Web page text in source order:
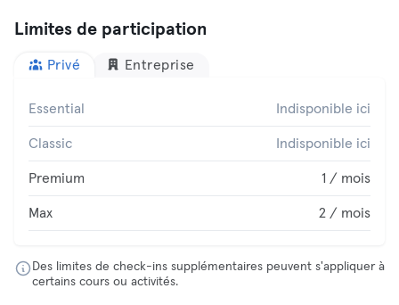
Limites de participation
Privé Entreprise
Essential Indisponible ici
Classic Indisponible ici
Premium 1 / mois
Max 2 / mois
Des limites de check-ins supplémentaires peuvent s'appliquer à
certains cours ou activités.